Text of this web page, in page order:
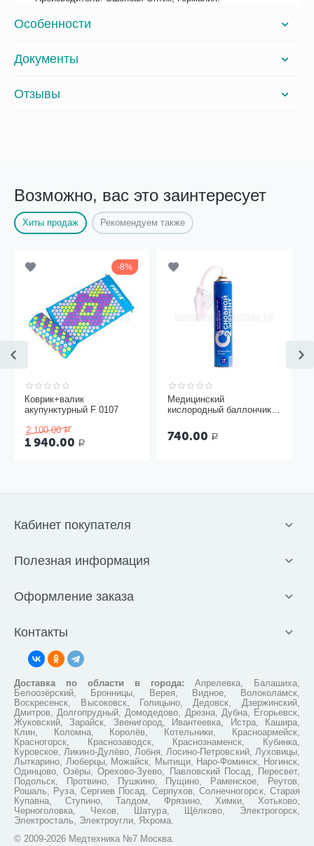
Особенности
Документы
Отзывы
Возможно, вас это заинтересует
Хиты продаж Рекомендуем также
8%
Коврик+валик
акупунктурный F 0107
2 100.00 Р
1 940.00 Р
Медицинский
кислородный баллончик
литров с мягкой маской
740.00 Р
Кабинет покупателя
Полезная информация
Оформление заказа
Контакты
Доставка по области в города: Апрелевка, Балашиха,
Белоозёрский, Бронницы, Верея, Видное, Волоколамск,
Воскресенск, Высоковск, Голицыно, Дедовск, Дзержинский,
Дмитров, Долгопрудный, Домодедово, Дрезна, Дубна, Егорьевск,
Жуковский, Зарайск, Звенигород, Ивантеевка, Истра, Кашира,
Клин, Коломна, Королёв, Котельники, Красноармейск,
Красногорск, Краснозаводск, Краснознаменск, Кубинка,
Куровское, Ликино-Дулёво, Лобня, Лосино-Петровский, Луховицы,
Лыткарино, Люберцы, Можайск, Мытищи, Наро-Фоминск, Ногинск,
Одинцово, Озёры, Орехово-Зуево, Павловский Посад, Пересвет,
Подольск, Протвино, Пушкино, Пущино, Раменское, Реутов,
Рошаль, Руза, Сергиев Посад, Серпухов, Солнечногорск, Старая
Купавна, Ступино, Талдом, Фрязино, Химки, Хотьково,
Черноголовка, Чехов, Шатура, Щёлково, Электрогорск,
Электросталь, Электроугли, Яхрома.
© 2009-2026 Медтехника №7 Москва.